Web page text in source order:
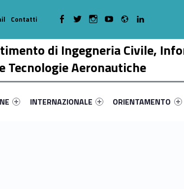
di Ingegneria Civile,
Tecnologie Aeronautiche
3450-38
menu-primary-28508-51
Link identifier #link-menu-primary-9148-58
INTERNAZIONALE
Link identifier #link-
ORIENTAMENTO
Contatti WebMan on Facebook
WebMan on TwitterWebMan on Instagram
WebMan on Youtube
Radio